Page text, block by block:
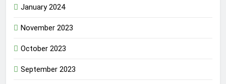
January 2024
November 2023
October 2023
September 2023